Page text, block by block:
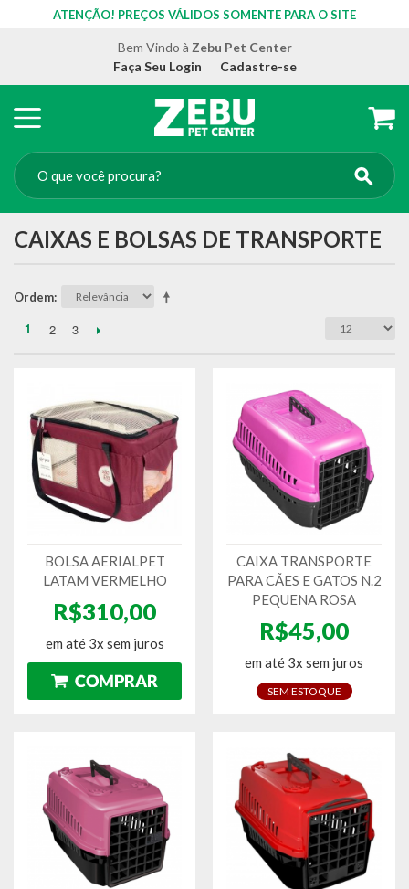
ATENÇÃO! PREÇOS VÁLIDOS SOMENTE PARA O SITE
Bem Vindo à Zebu Pet Center
Faça Seu Login
Cadastre-se
CAIXAS E BOLSAS DE TRANSPORTE
Ordem
1 2 3
BOLSA AERIALPET
LATAM VERMELHO
R$310,00
em até 3x sem juros
CAIXA TRANSPORTE
PARA CÃES E GATOS N.2
PEQUENA ROSA
R$45,00
em até 3x sem juros
SEM ESTOQUE